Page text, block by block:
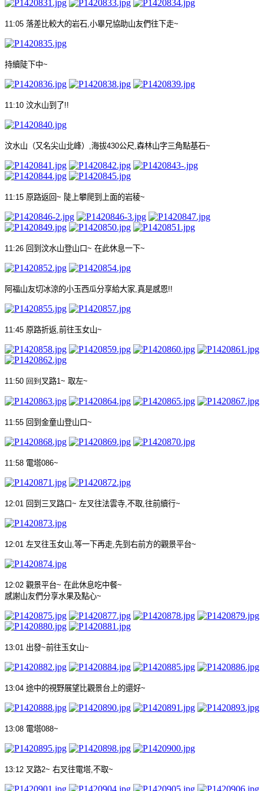
11:05 落差比較大的岩石 小畢兄協助山友們往下走~
持續陡下中~
11:10 汶水山到了!!
汶水山（又名尖山北峰） 海拔430公尺 森林山字三角點基石~
11:15 原路返回 ~ 陡上攀爬到上面的岩稜~
11:26 回到汶水山登山口~ 在此休息一下~
阿福山友切冰涼的小玉西瓜分享給大家 真是感恩!!
11:45 原路折返 前往玉女山~
11:50 回到 叉路1~ 取左~
11:55 回到金童山登山口~
11:58 電塔086~
12:01 回到三叉路口~ 左叉往法雲寺 不取 往前續行~
12:01 左叉往玉女山 等一下再走 先到右前方的觀景平台~
12:02 觀景平台~ 在此休息吃中餐~
感謝山友們分享水果及點心~
13:01 出發~前往玉女山~
13:04 途中的視野展望比觀景台上的還好~
13:08 電塔088~
13:12 叉路2~ 右叉往電塔 不取~